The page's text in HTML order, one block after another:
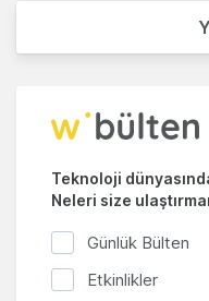
Teknoloji
Neleri size
Günlük Bülten
Etkinlikler